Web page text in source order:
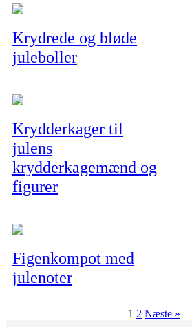
Krydrede og bløde
juleboller
Krydderkager til
julens
krydderkagemænd og
figurer
Figenkompot med
julenoter
1 2 Næste »